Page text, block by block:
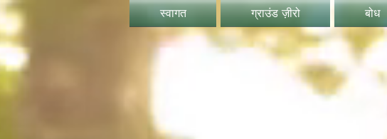
स्वागत ग्राउंड ज़ीरो बोध